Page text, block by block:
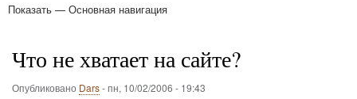
Основная
Показать — Основная навигация
Что не хватает на сайте?
Опубликовано Dars-пн, 10/02/2006 - 19:43